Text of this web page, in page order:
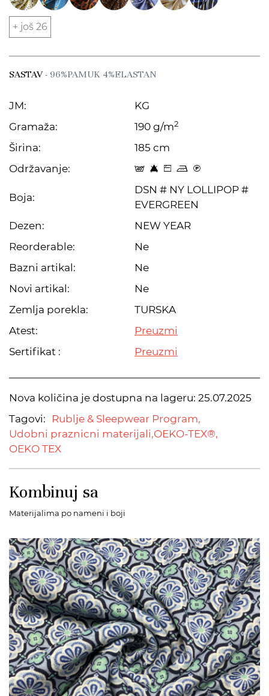
+ još 26
SASTAV- 96%PAMUK 4%ELASTAN
JM:
KG
Gramaža:
190 g/m2
Širina:
185 cm
Održavanje:
t 8 Z p C
Boja:
DSN # NY LOLLIPOP #
EVERGREEN
Dezen:
NEW YEAR
Reorderable:
Ne
Bazni artikal:
Ne
Novi artikal:
Ne
Zemlja porekla:
TURSKA
Atest:
Preuzmi
Sertifikat :
Preuzmi
Nova količina je dostupna na lageru: 25.07.2025
Tagovi:
Rublje & Sleepwear Program,
Udobni praznicni materijali,OEKO-TEX®,
OEKO TEX
Kombinuj sa
Materijalima po nameni i boji